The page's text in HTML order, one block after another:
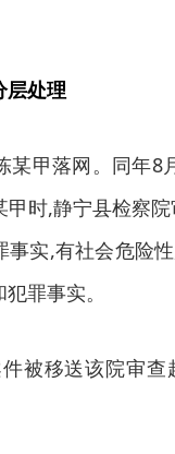
层处理
甲落网。同年8
时,静宁县检察
事实,有社会危险
罪事实。
移送该院审查